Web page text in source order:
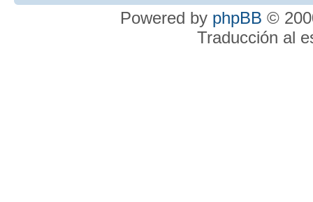
Powered by phpBB ©
Traducción al